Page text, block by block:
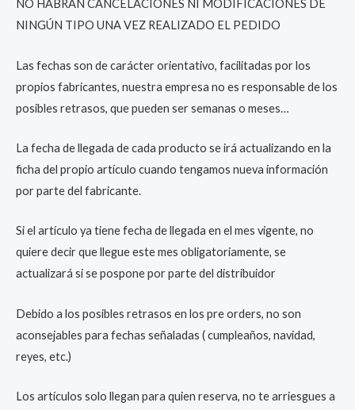
NO HABRÁN CANCELACIONES NI MODIFICACIONES DE
NINGÚN TIPO UNA VEZ REALIZADO EL PEDIDO
Las fechas son de carácter orientativo, facilitadas por los
propios fabricantes, nuestra empresa no es responsable de los
posibles retrasos, que pueden ser semanas o meses…
La fecha de llegada de cada producto se irá actualizando en la
ficha del propio artículo cuando tengamos nueva información
por parte del fabricante.
Si el artículo ya tiene fecha de llegada en el mes vigente, no
quiere decir que llegue este mes obligatoriamente, se
actualizará si se pospone por parte del distribuidor
Debido a los posibles retrasos en los pre orders, no son
aconsejables para fechas señaladas ( cumpleaños, navidad,
reyes, etc.)
Los artículos solo llegan para quien reserva, no te arriesgues a